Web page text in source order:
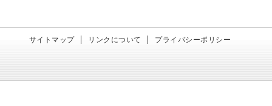
サイトマップ リンクについて プライバシーポリシー